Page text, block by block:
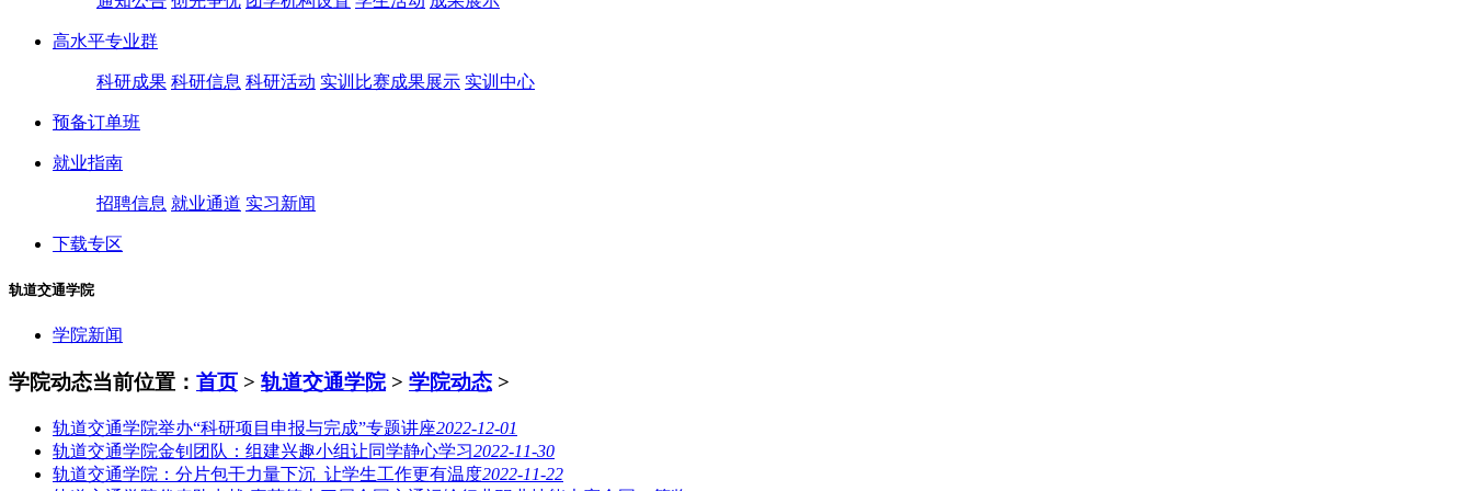
高水平专业群
科研成果 科研信息 科研活动 实训比赛成果展示 实训中心
预备订单班
就业指南
招聘信息 就业通道 实习新闻
下载专区
轨道交通学院
学院新闻
学院动态当前位置： 首页 > 轨道交通学院> 学院动态 >
轨道交通学院举办“科研项目申报与完成”专题讲座2022-12-01
轨道交通学院金钊团队：组建兴趣小组让同学静心学习2022-11-30
轨道交通学院：分片包干力量下沉 让学生工作更有温度2022-11-22